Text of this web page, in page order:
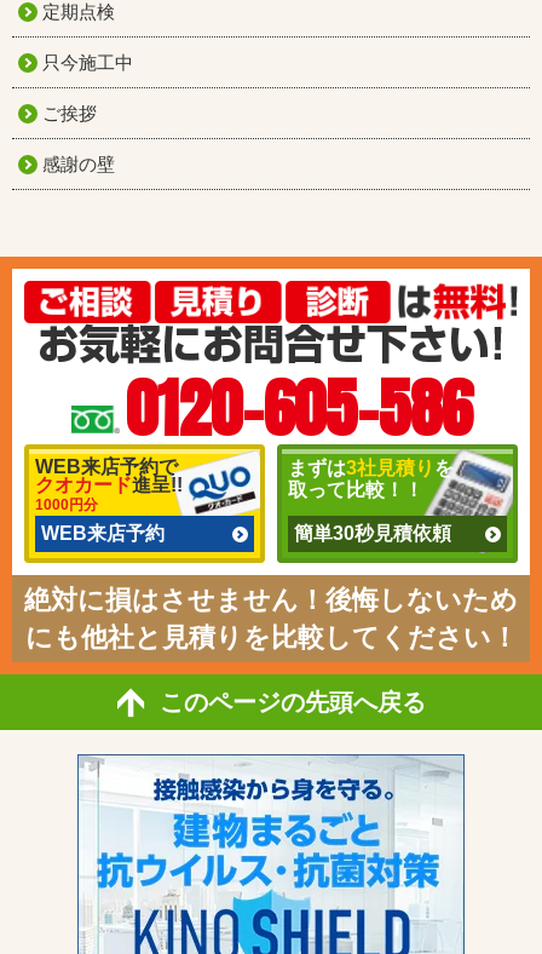
定期点検
只今施工中
ご挨拶
感謝の壁
0120-605-586
WEB来店予約で
クオカード進呈!!
1000円分
WEB来店予約
まずは3社見積り を
取って比較！！
簡単30秒見積依頼
絶対に損はさせません！後悔しないため
にも他社と見積りを比較してください！
このページの先頭へ戻る